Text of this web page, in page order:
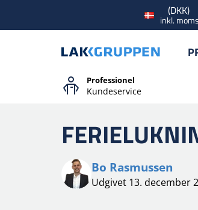
(DKK)
inkl. moms
Professionel
Kundeservice
Bo Rasmussen
Udgivet 13. december